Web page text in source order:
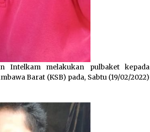
Intelkam melakukan pulbaket kepada
Barat (KSB) pada, Sabtu (19/02/2022)